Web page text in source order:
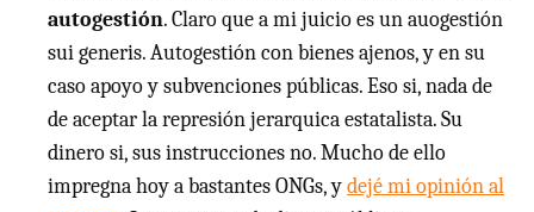
autogestión. Claro que a mi juicio es un auogestión
sui generis. Autogestión con bienes ajenos, y en su
caso apoyo y subvenciones públicas. Eso si, nada de
de aceptar la represión jerarquica estatalista. Su
dinero si, sus instrucciones no. Mucho de ello
impregna hoy a bastantes ONGs, ydejé mi opinión al